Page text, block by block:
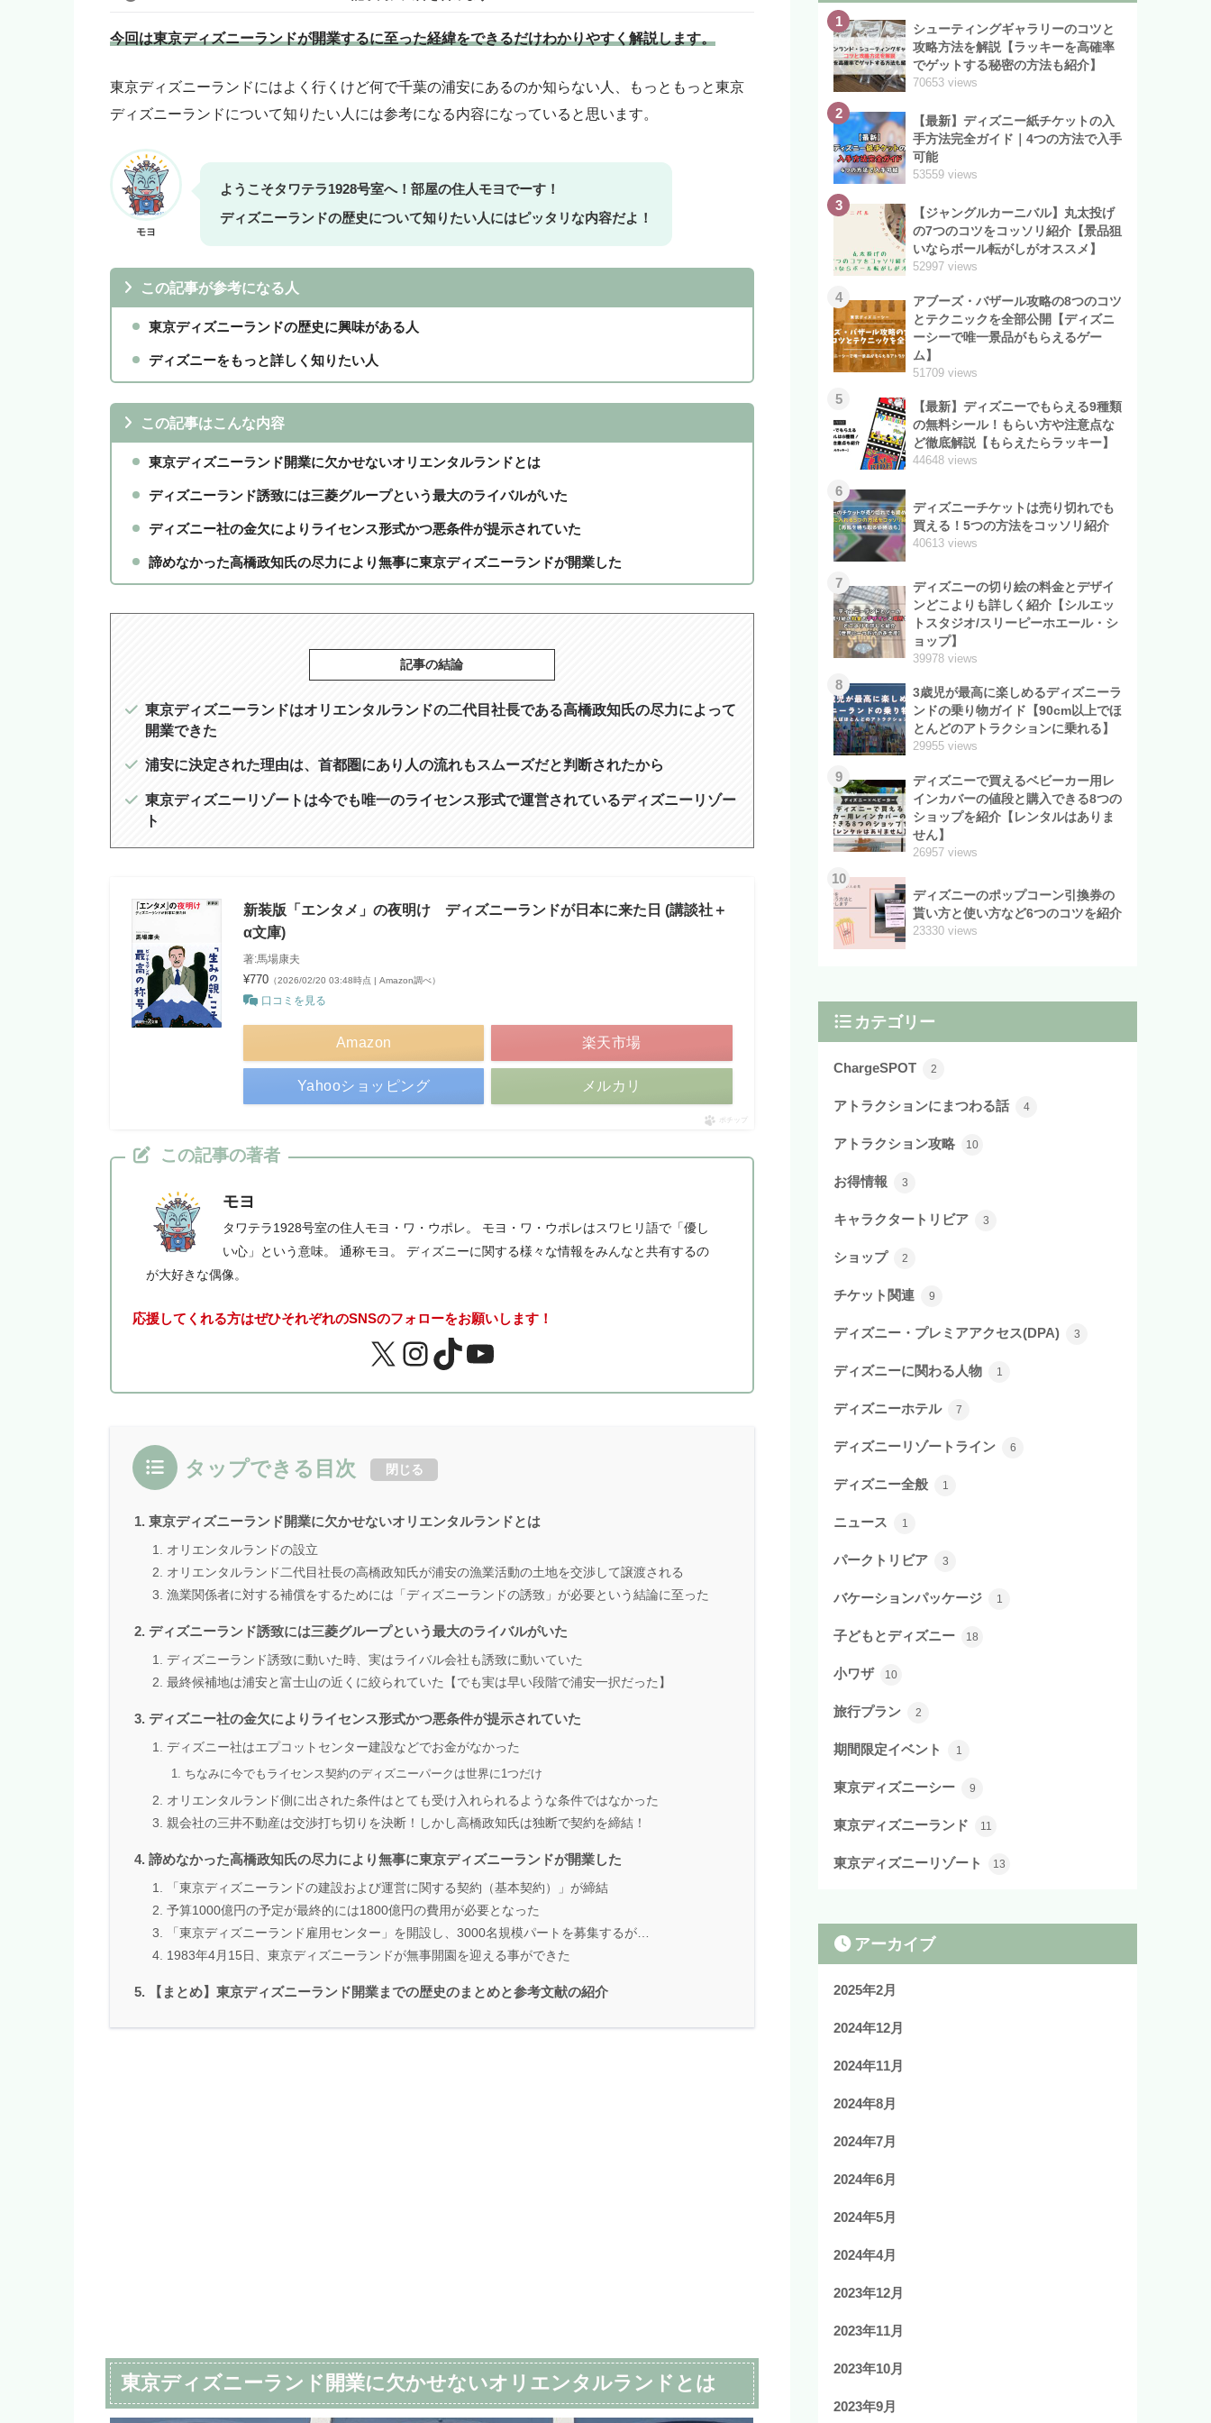
モヨ
いいよ！」という人はアフィリエイトリンクから購入していただけると嬉しいです！
「モヨなんか応援しない！」という人はリンクを踏まずに検索して、お目当ての商品
今回は東京ディズニーランドが開業するに至った経緯をできるだけわかりやすく解説します。
東京ディズニーランドにはよく行くけど何で千葉の浦安にあるのか知らない人、もっともっと東京
ディズニーランドについて知りたい人には参考になる内容になっていると思います。
モヨ
ようこそタワテラ1928号室へ！部屋の住人モヨでーす！
ディズニーランドの歴史について知りたい人にはピッタリな内容だよ！
この記事が参考になる人
東京ディズニーランドの歴史に興味がある人
ディズニーをもっと詳しく知りたい人
この記事はこんな内容
東京ディズニーランド開業に欠かせないオリエンタルランドとは
ディズニーランド誘致には三菱グループという最大のライバルがいた
ディズニー社の金欠によりライセンス形式かつ悪条件が提示されていた
諦めなかった高橋政知氏の尽力により無事に東京ディズニーランドが開業した
記事の結論
東京ディズニーランドはオリエンタルランドの二代目社長である高橋政知氏の尽力によって
開業できた
浦安に決定された理由は、首都圏にあり人の流れもスムーズだと判断されたから
東京ディズニーリゾートは今でも唯一のライセンス形式で運営されているディズニーリゾー
ト
新装版「エンタメ」の夜明け ディズニーランドが日本に来た日 (講談社＋
α文庫)
著:馬場康夫
¥770 （2026/02/20 03:48時点 | Amazon調べ）
口コミを見る
Amazon 楽天市場
Yahooショッピング メルカリ
ポチップ
この記事の著者
モヨ
タワテラ1928号室の住人モヨ・ワ・ウポレ。 モヨ・ワ・ウポレはスワヒリ語で「優し
い心」という意味。 通称モヨ。 ディズニーに関する様々な情報をみんなと共有するの
が大好きな偶像。
応援してくれる方はぜひそれぞれのSNSのフォローをお願いします！
タップできる目次 閉じる
東京ディズニーランド開業に欠かせないオリエンタルランドとは
オリエンタルランドの設立
オリエンタルランド二代目社長の高橋政知氏が浦安の漁業活動の土地を交渉して譲渡される
漁業関係者に対する補償をするためには「ディズニーランドの誘致」が必要という結論に至った
ディズニーランド誘致には三菱グループという最大のライバルがいた
ディズニーランド誘致に動いた時、実はライバル会社も誘致に動いていた
最終候補地は浦安と富士山の近くに絞られていた【でも実は早い段階で浦安一択だった】
ディズニー社の金欠によりライセンス形式かつ悪条件が提示されていた
ディズニー社はエプコットセンター建設などでお金がなかった
ちなみに今でもライセンス契約のディズニーパークは世界に1つだけ
オリエンタルランド側に出された条件はとても受け入れられるような条件ではなかった
親会社の三井不動産は交渉打ち切りを決断！しかし高橋政知氏は独断で契約を締結！
諦めなかった高橋政知氏の尽力により無事に東京ディズニーランドが開業した
「東京ディズニーランドの建設および運営に関する契約（基本契約）」が締結
予算1000億円の予定が最終的には1800億円の費用が必要となった
「東京ディズニーランド雇用センター」を開設し、3000名規模パートを募集するが…
1983年4月15日、東京ディズニーランドが無事開園を迎える事ができた
【まとめ】東京ディズニーランド開業までの歴史のまとめと参考文献の紹介
東京ディズニーランド開業に欠かせないオリエンタルランドとは
1
シューティングギャラリーのコツと
攻略方法を解説【ラッキーを高確率
でゲットする秘密の方法も紹介】
70653 views
2
【最新】ディズニー紙チケットの入
手方法完全ガイド｜4つの方法で入手
可能
53559 views
3
【ジャングルカーニバル】丸太投げ
の7つのコツをコッソリ紹介【景品狙
いならボール転がしがオススメ】
52997 views
4
アブーズ・バザール攻略の8つのコツ
とテクニックを全部公開【ディズニ
ーシーで唯一景品がもらえるゲー
ム】
51709 views
5
【最新】ディズニーでもらえる9種類
の無料シール！もらい方や注意点な
ど徹底解説【もらえたらラッキー】
44648 views
6
ディズニーチケットは売り切れでも
買える！5つの方法をコッソリ紹介
40613 views
7
ディズニーの切り絵の料金とデザイ
ンどこよりも詳しく紹介【シルエッ
トスタジオ/スリーピーホエール・シ
ョップ】
39978 views
8
3歳児が最高に楽しめるディズニーラ
ンドの乗り物ガイド【90cm以上でほ
とんどのアトラクションに乗れる】
29955 views
9
ディズニーで買えるベビーカー用レ
インカバーの値段と購入できる8つの
ショップを紹介【レンタルはありま
せん】
26957 views
10
ディズニーのポップコーン引換券の
貰い方と使い方など6つのコツを紹介
23330 views
カテゴリー
ChargeSPOT 2
アトラクションにまつわる話 4
アトラクション攻略 10
お得情報 3
キャラクタートリビア 3
ショップ 2
チケット関連 9
ディズニー・プレミアアクセス(DPA) 3
ディズニーに関わる人物 1
ディズニーホテル 7
ディズニーリゾートライン 6
ディズニー全般 1
ニュース 1
パークトリビア 3
バケーションパッケージ 1
子どもとディズニー 18
小ワザ 10
旅行プラン 2
期間限定イベント 1
東京ディズニーシー 9
東京ディズニーランド 11
東京ディズニーリゾート 13
アーカイブ
2025年2月
2024年12月
2024年11月
2024年8月
2024年7月
2024年6月
2024年5月
2024年4月
2023年12月
2023年11月
2023年10月
2023年9月